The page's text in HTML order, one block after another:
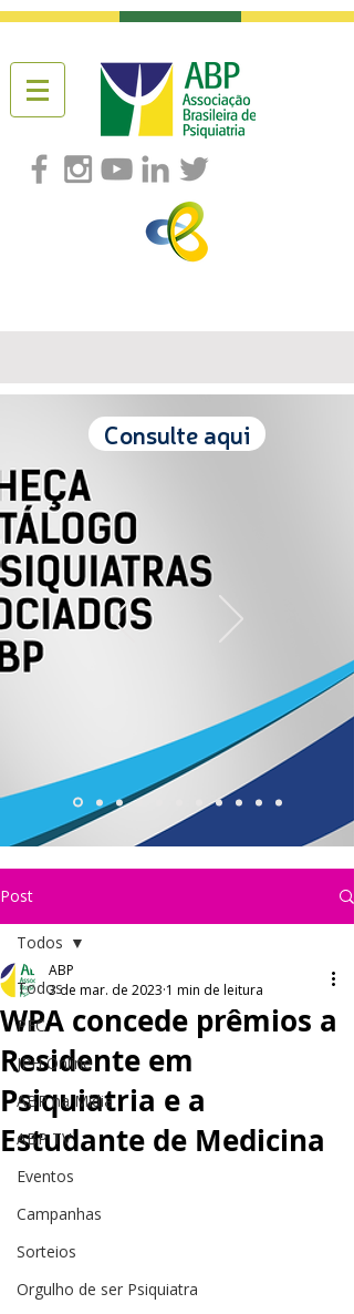
Consulte aqui
Post
Todos
PEC
JPH Online
ABP na Mídia
ABP TV
Eventos
Campanhas
Sorteios
Orgulho de ser Psiquiatra
Todos
WPA concede prêmios a
Residente em
Psiquiatria e a
Estudante de Medicina
ABP
3 de mar. de 2023 1 min de leitura